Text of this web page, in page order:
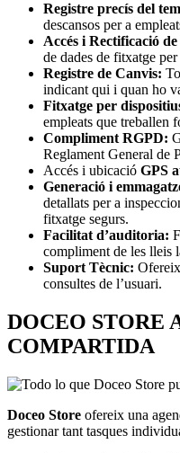
Registre precís del
descansos per a
Accés i Rectificació de
de dades de fitxatge per
Registre de Canvis:
indicant qui i quan ho
Fitxatge per
empleats que treballen
Compliment RGPD:
Reglament General de
Accés i ubicació GPS
Generació i
detallats per a
fitxatge segurs.
Facilitat d’auditoria:
compliment de les lleis
Suport Tècnic:
consultes de l’usuari.
DOCEO STORE
COMPARTIDA
Doceo Store ofereix una
gestionar tant tasques